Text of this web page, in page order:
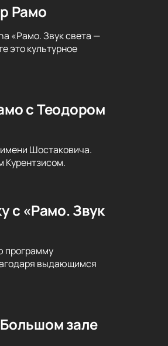
Рамо
«Рамо. Звук света —
это культурное
с Теодором
Шостаковича.
Курентзисом.
с «Рамо. Звук
программу
выдающимся
зале